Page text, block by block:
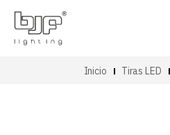
Inicio Tiras LED